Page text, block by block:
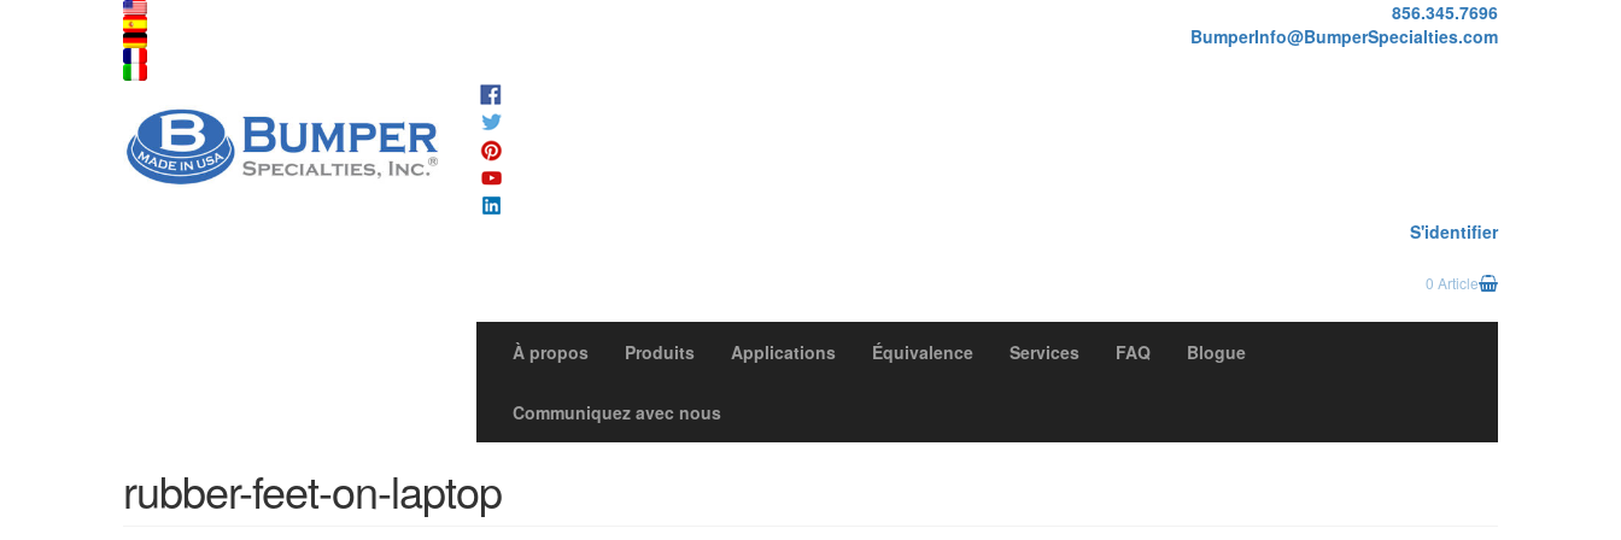
856.345.7696
BumperInfo@BumperSpecialties.com
S'identifier
0 Article
À propos Produits Applications Équivalence Services FAQ Blogue
Communiquez avec nous
rubber-feet-on-laptop